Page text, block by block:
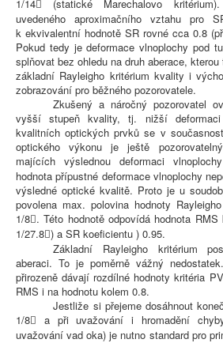
1/14
(statické Marechalovo
uvedeného aproximačního vztahu pro
k ekvivalentní hodnotě SR rovné cca 0.8
Pokud tedy je deformace vlnoplochy pod
splňovat bez ohledu na druh aberace,
základní Rayleigho kritérium kvality i
zobrazování pro běžného pozorovatele.
Zkušený a náročný pozorovatel
vyšší stupeň kvality, tj. nižší
kvalitních optických prvků se v
optického výkonu je ještě
majících výslednou deformaci
hodnota přípustné deformace vlnoplochy
výsledné optické kvalitě. Proto je u
povolena max. polovina hodnoty
1/8. Této hodnotě odpovídá hodnota
1/27.8) a SR koeficientu ) 0.95.
Základní Rayleigho kritérium
aberaci. To je poměrně vážný
přirozeně dávají rozdílné hodnoty kritéria
RMS i na hodnotu kolem 0.8.
Jestliže si přejeme dosáhnout
1/8
a při uvažování i hromadění
uvažování vad oka) je nutno standard pro